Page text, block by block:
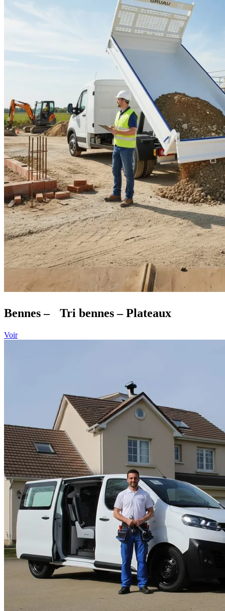
Bennes – Tri bennes – Plateaux
Voir